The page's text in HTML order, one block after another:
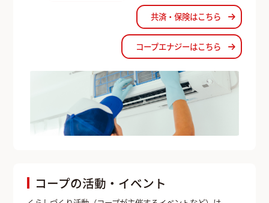
共済・保険はこちら
コープエナジーはこちら
コープの活動・イベント